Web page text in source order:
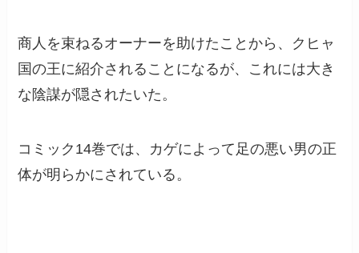
商人を束ねるオーナーを助けたことから、クヒャ
国の王に紹介されることになるが、これには大き
な陰謀が隠されたいた。
コミック14巻では、カゲによって足の悪い男の正
体が明らかにされている。